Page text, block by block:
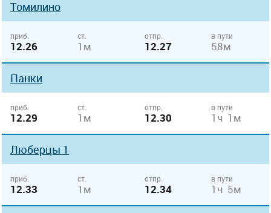
Томилино
приб.
12.26
ст.
1м
отпр.
12.27
в пути
58м
Панки
приб.
12.29
ст.
1м
отпр.
12.30
в пути
1ч 1м
Люберцы 1
приб.
12.33
ст.
1м
отпр.
12.34
в пути
1ч 5м